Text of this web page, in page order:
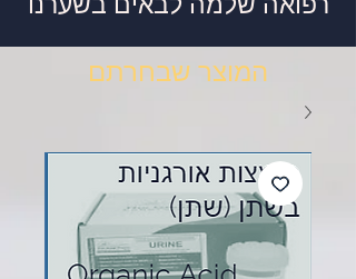
המוצר שבחרתם